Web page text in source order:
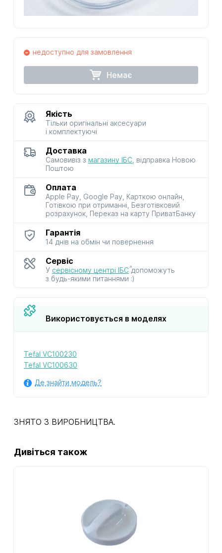
недоступно для замовлення
Немає
Якість
Тільки оригінальні аксесуари
і комплектуючі
Доставка
Самовивіз з магазину ІБС , відправка Новою
Поштою
Оплата
Apple Pay, Google Pay, Карткою онлайн,
Готівкою при отриманні, Безготівковий
розрахунок, Переказ на карту ПриватБанку
Гарантія
14 днів на обмін чи повернення
Сервіс
У сервісному центрі ІБСдопоможуть
з будь-якими питаннями :)
Використовується в моделях
Tefal VC100230
Tefal VC100630
Де знайти модель?
ЗНЯТО З ВИРОБНИЦТВА.
Дивіться також